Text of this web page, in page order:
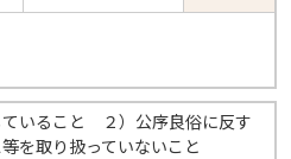
ていること ２）公序良俗に反す
を取り扱っていないこと